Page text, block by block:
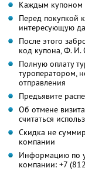
Каждым купоном
Перед покупкой
интересующую
После этого
код купона,Ф. И.
Полную оплату
туроператором,
отправления
Предъявите
Об отмене
считаться
Скидка не
компании
Информацию по
компании: +7